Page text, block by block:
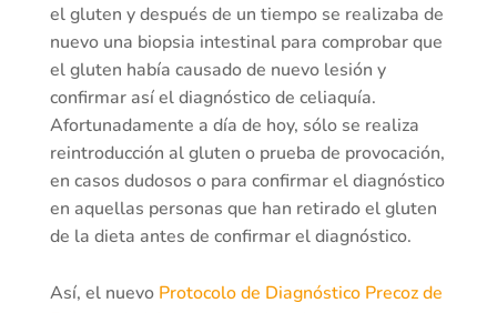
el gluten y después de un tiempo se realizaba de
nuevo una biopsia intestinal para comprobar que
el gluten había causado de nuevo lesión y
confirmar así el diagnóstico de celiaquía.
Afortunadamente a día de hoy, sólo se realiza
reintroducción al gluten o prueba de provocación,
en casos dudosos o para confirmar el diagnóstico
en aquellas personas que han retirado el gluten
de la dieta antes de confirmar el diagnóstico.
Así, el nuevo Protocolo de Diagnóstico Precoz de